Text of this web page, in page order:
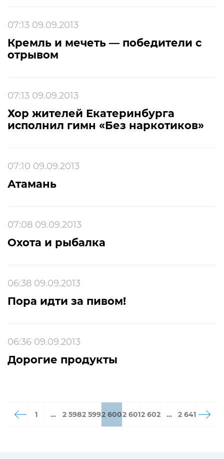
07:13 09.09.2013
Кремль и мечеть — победители с
отрывом
07:13 09.09.2013
Хор жителей Екатеринбурга
исполнил гимн «Без наркотиков»
07:10 09.09.2013
Атамань
07:08 09.09.2013
Охота и рыбалка
06:38 09.09.2013
Пора идти за пивом!
06:36 09.09.2013
Дорогие продукты
1 … 2 5982 5992 6002 6012 602 … 2 641